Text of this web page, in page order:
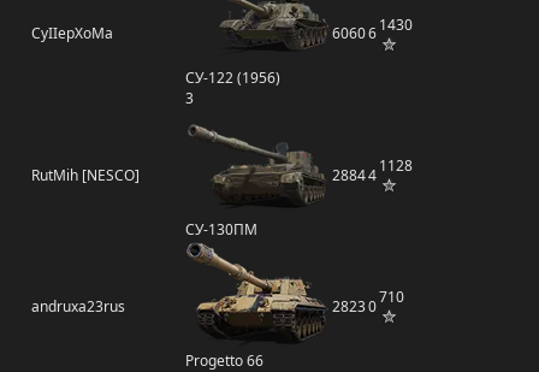
CyIIepXoMa
СУ-122 (1956)
3
606061430
RutMih [NESCO]
СУ-130ПМ
288441128
andruxa23rus
Progetto 66
28230710